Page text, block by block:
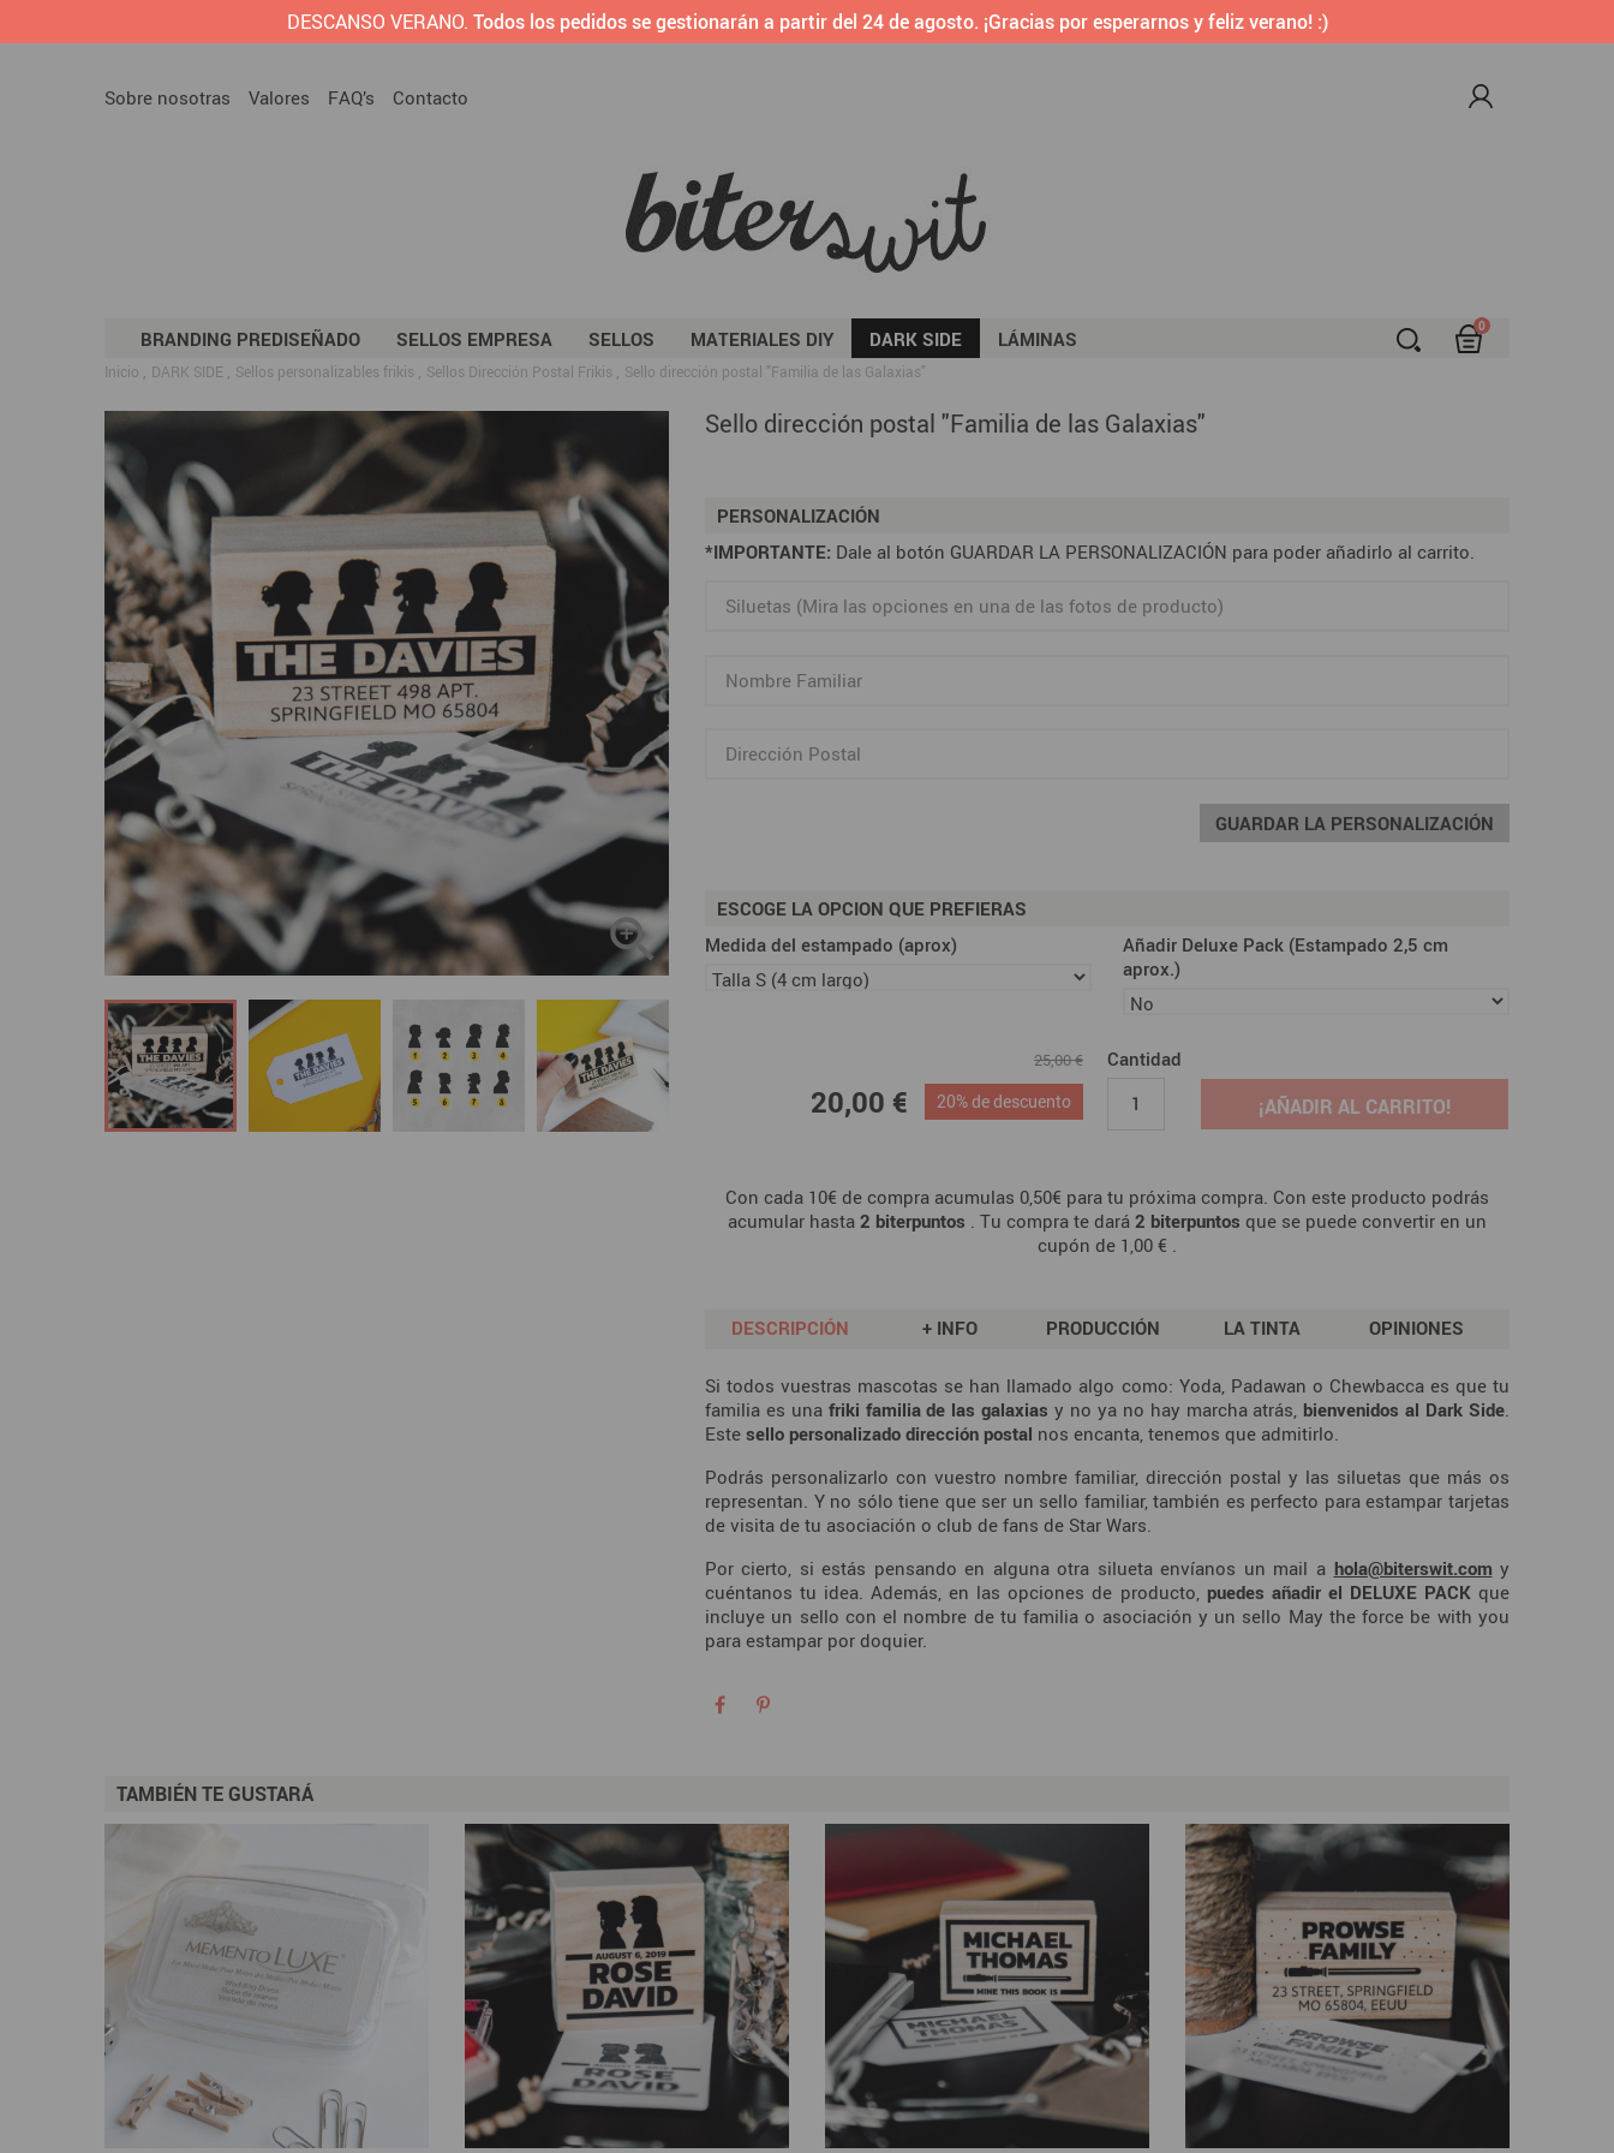
DESCANSO VERANO. Todos los pedidos se gestionarán a partir del 24 de agosto. ¡Gracias por esperarnos y feliz verano! :)
Sobre nosotras Valores FAQ’s Contacto
BRANDING PREDISEÑADO SELLOS EMPRESA SELLOS MATERIALES DIY DARK SIDE LÁMINAS
0
Inicio DARK SIDE Sellos personalizables frikis Sellos Dirección Postal Frikis Sello dirección postal "Familia de las Galaxias"

Sello dirección postal "Familia de las Galaxias"
PERSONALIZACIÓN
*IMPORTANTE: Dale al botón GUARDAR LA PERSONALIZACIÓN para poder añadirlo al carrito.
GUARDAR LA PERSONALIZACIÓN
ESCOGE LA OPCION QUE PREFIERAS
Medida del estampado (aprox)
Añadir Deluxe Pack (Estampado 2,5 cm
aprox.)
25,00 €
20,00 € 20% de descuento
Cantidad
¡AÑADIR AL CARRITO!
Con cada 10€ de compra acumulas 0,50€ para tu próxima compra. Con este producto podrás
acumular hasta 2 biterpuntos . Tu compra te dará 2 biterpuntos que se puede convertir en un
cupón de 1,00 €
DESCRIPCIÓN + INFO PRODUCCIÓN LA TINTA OPINIONES
Si todos vuestras mascotas se han llamado algo como: Yoda, Padawan o Chewbacca es que tu
familia es una friki familia de las galaxias y no ya no hay marcha atrás, bienvenidos al Dark Side
Este sello personalizado dirección postal nos encanta, tenemos que admitirlo.
Podrás personalizarlo con vuestro nombre familiar, dirección postal y las siluetas que más os
representan. Y no sólo tiene que ser un sello familiar, también es perfecto para estampar tarjetas
de visita de tu asociación o club de fans de Star Wars.
Por cierto, si estás pensando en alguna otra silueta envíanos un mail a hola@biterswit.com y
cuéntanos tu idea. Además, en las opciones de producto, puedes añadir el DELUXE PACK que
incluye un sello con el nombre de tu familia o asociación y un sello May the force be with you
para estampar por doquier.
TAMBIÉN TE GUSTARÁ